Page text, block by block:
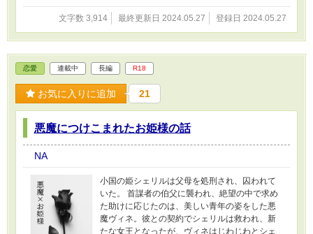
文字数 3,914 最終更新日 2024.05.27 登録日 2024.05.27
恋愛 連載中 長編 R18
お気に入りに追加 21
悪魔につけこまれたお姫様の話
NA
小国の姫シェリルは父母を処刑され、囚われて
いた。 首謀者の伯父に襲われ、絶望の中で求め
た助けに応じたのは、美しい青年の姿をした悪
魔ヴィネ。彼との契約でシェリルは救われ、新
たな女王となったが、ヴィネはじわじわとシェ